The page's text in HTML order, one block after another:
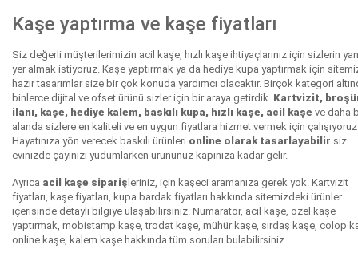
Kaşe yaptırma ve kaşe fiyatları
Siz değerli müşterilerimizin acil kaşe, hızlı kaşe ihtiyaçlarınız için sizlerin
yer almak istiyoruz. Kaşe yaptırmak ya da hediye kupa yaptırmak için
hazır tasarımlar size bir çok konuda yardımcı olacaktır. Birçok kategori
binlerce dijital ve ofset ürünü sizler için bir araya getirdik. Kartvizit,
ilanı, kaşe, hediye kalem, baskılı kupa, hızlı kaşe, acil kaşe ve daha
alanda sizlere en kaliteli ve en uygun fiyatlara hizmet vermek için
Hayatınıza yön verecek baskılı ürünleri online olarak tasarlayabilir siz
evinizde çayınızı yudumlarken ürününüz kapınıza kadar gelir.
Ayrıca acil kaşe siparişleriniz, için kaşeci aramanıza gerek yok. Kartvizit
fiyatları , kaşe fiyatları, kupa bardak fiyatları hakkında sitemizdeki ürünler
içerisinde detaylı bilgiye ulaşabilirsiniz. Numaratör, acil kaşe, özel kaşe
yaptırmak, mobistamp kaşe, trodat kaşe, mühür kaşe, sırdaş kaşe, colop
online kaşe, kalem kaşe hakkında tüm soruları bulabilirsiniz.